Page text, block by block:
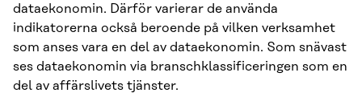
dataekonomin. Därför varierar de använda
indikatorerna också beroende på vilken verksamhet
som anses vara en del av dataekonomin. Som snävast
ses dataekonomin via branschklassificeringen som en
del av affärslivets tjänster.